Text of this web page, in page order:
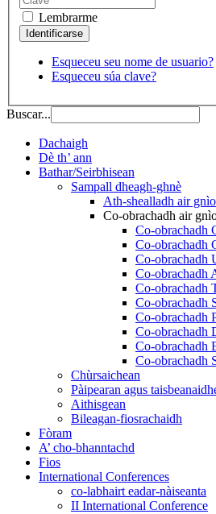
Lembrarme
Esqueceu seu nome de usuario?
Esqueceu súa clave?
Buscar...
Dachaigh
Dè th’ ann
Bathar/Seirbhisean
Sampall dheagh-ghnè
Ath-shealladh air
Co-obrachadh air
Co-obrachadh
Co-obrachadh
Co-obrachadh
Co-obrachadh
Co-obrachadh
Co-obrachadh
Co-obrachadh
Co-obrachadh
Co-obrachadh
Co-obrachadh
Chùrsaichean
Pàipearan agus
Aithisgean
Bileagan-fiosrachaidh
Fòram
A’ cho-bhanntachd
Fios
International Conferences
co-labhairt eadar-nàiseanta
II International Conference